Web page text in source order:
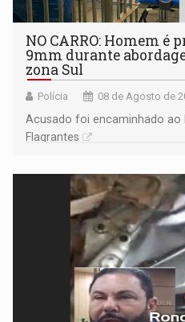
NO CARRO: Homem é
9mm durante
zona Sul
Polícia 08 de Agosto de
Acusado foi encaminhado ao
Flagrantes